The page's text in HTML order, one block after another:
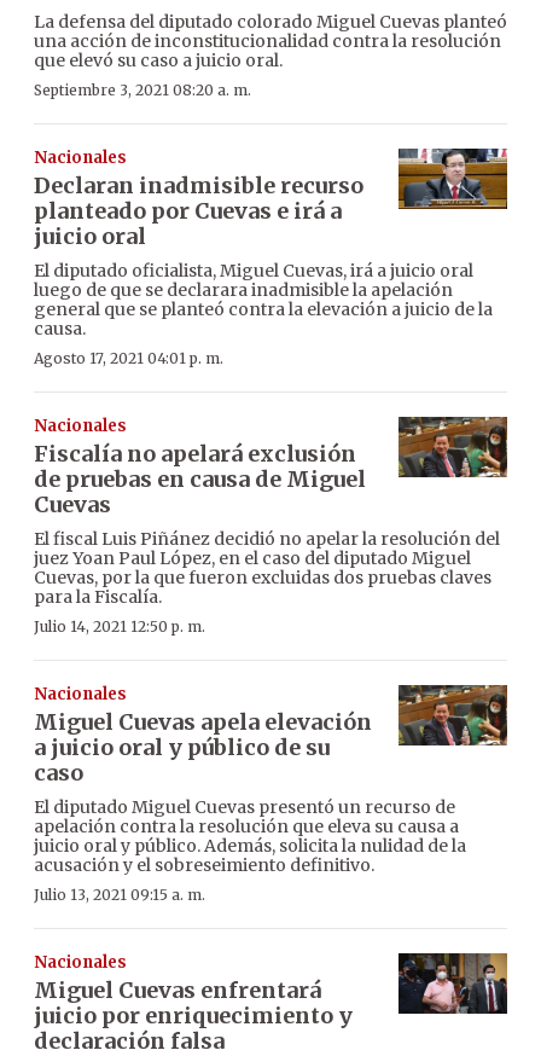
La defensa del diputado colorado Miguel Cuevas planteó
una acción de inconstitucionalidad contra la resolución
que elevó su caso a juicio oral.
Septiembre 3, 2021 08:20 a. m.
Nacionales
Declaran inadmisible recurso
planteado por Cuevas e irá a
juicio oral
El diputado oficialista, Miguel Cuevas, irá a juicio oral
luego de que se declarara inadmisible la apelación
general que se planteó contra la elevación a juicio de la
causa.
Agosto 17, 2021 04:01 p. m.
Nacionales
Fiscalía no apelará exclusión
de pruebas en causa de Miguel
Cuevas
El fiscal Luis Piñánez decidió no apelar la resolución del
juez Yoan Paul López, en el caso del diputado Miguel
Cuevas, por la que fueron excluidas dos pruebas claves
para la Fiscalía.
Julio 14, 2021 12:50 p. m.
Nacionales
Miguel Cuevas apela elevación
a juicio oral y público de su
caso
El diputado Miguel Cuevas presentó un recurso de
apelación contra la resolución que eleva su causa a
juicio oral y público. Además, solicita la nulidad de la
acusación y el sobreseimiento definitivo.
Julio 13, 2021 09:15 a. m.
Nacionales
Miguel Cuevas enfrentará
juicio por enriquecimiento y
declaración falsa